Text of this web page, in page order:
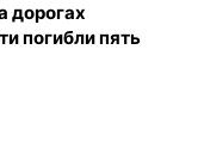
дорогах
погибли пять